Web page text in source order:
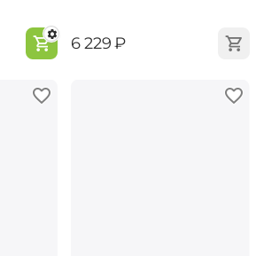
‍6 229‍₽